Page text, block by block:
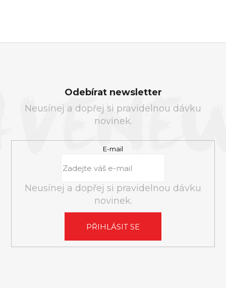
Odebírat newsletter
Neusínej a dopřej si pravidelnou dávku
novinek.
E-mail
Neusínej a dopřej si pravidelnou dávku
novinek.
PŘIHLÁSIT SE